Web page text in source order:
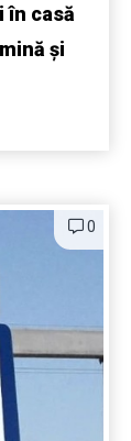
în casă
și
0